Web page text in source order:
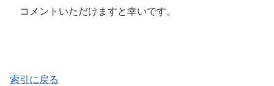
コメントいただけますと幸いです。
索引に戻る